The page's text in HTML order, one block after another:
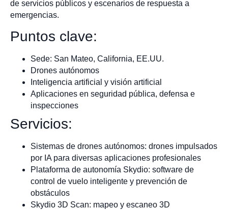
de servicios públicos y escenarios de respuesta a
emergencias.
Puntos clave:
Sede: San Mateo, California, EE.UU.
Drones autónomos
Inteligencia artificial y visión artificial
Aplicaciones en seguridad pública, defensa e
inspecciones
Servicios:
Sistemas de drones autónomos: drones impulsados
por IA para diversas aplicaciones profesionales
Plataforma de autonomía Skydio: software de
control de vuelo inteligente y prevención de
obstáculos
Skydio 3D Scan: mapeo y escaneo 3D